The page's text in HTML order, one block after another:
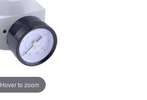
Hover to zoom